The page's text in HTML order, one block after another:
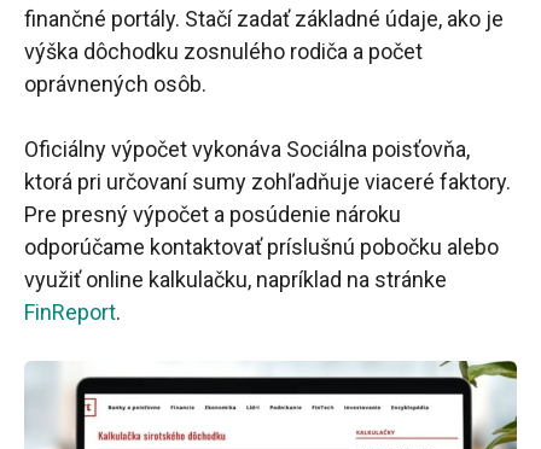
finančné portály. Stačí zadať základné údaje, ako je
výška dôchodku zosnulého rodiča a počet
oprávnených osôb.
Oficiálny výpočet vykonáva Sociálna poisťovňa,
ktorá pri určovaní sumy zohľadňuje viaceré faktory.
Pre presný výpočet a posúdenie nároku
odporúčame kontaktovať príslušnú pobočku alebo
využiť online kalkulačku, napríklad na stránke
FinReport.